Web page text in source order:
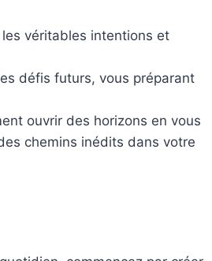
véritables intentions et
défis futurs, vous préparant
ouvrir des horizons en vous
chemins inédits dans votre